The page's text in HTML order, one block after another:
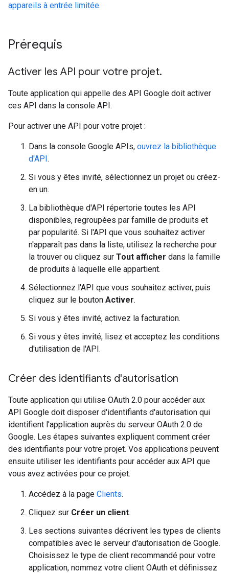
appareils à entrée limitée.
Prérequis
Activer les API pour votre projet.
Toute application qui appelle des API Google doit activer
ces API dans la console API.
Pour activer une API pour votre projet :
Dans la console Google APIs, ouvrez la bibliothèque
d'API.
Si vous y êtes invité, sélectionnez un projet ou créez-
en un.
La bibliothèque d'API répertorie toutes les API
disponibles, regroupées par famille de produits et
par popularité. Si l'API que vous souhaitez activer
n'apparaît pas dans la liste, utilisez la recherche pour
la trouver ou cliquez sur Tout afficher dans la famille
de produits à laquelle elle appartient.
Sélectionnez l'API que vous souhaitez activer, puis
cliquez sur le bouton Activer.
Si vous y êtes invité, activez la facturation.
Si vous y êtes invité, lisez et acceptez les conditions
d'utilisation de l'API.
Créer des identifiants d'autorisation
Toute application qui utilise OAuth 2.0 pour accéder aux
API Google doit disposer d'identifiants d'autorisation qui
identifient l'application auprès du serveur OAuth 2.0 de
Google. Les étapes suivantes expliquent comment créer
des identifiants pour votre projet. Vos applications peuvent
ensuite utiliser les identifiants pour accéder aux API que
vous avez activées pour ce projet.
Accédez à la page Clients.
Cliquez sur Créer un client.
Les sections suivantes décrivent les types de clients
compatibles avec le serveur d'autorisation de Google.
Choisissez le type de client recommandé pour votre
application, nommez votre client OAuth et définissez